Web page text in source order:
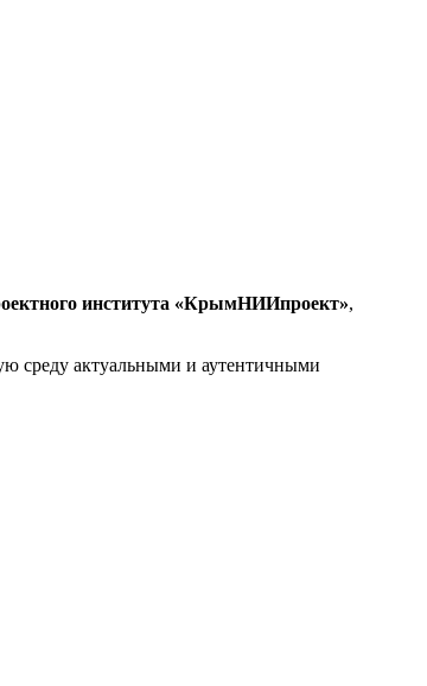
института «КрымНИИпроект»,
среду актуальными и аутентичными